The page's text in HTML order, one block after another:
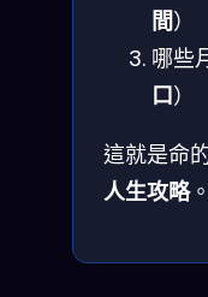
間）
哪些
口）
這就是命
人生攻略。